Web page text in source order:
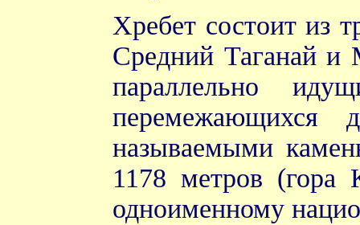
Хребет состоит из
Средний Таганай и
параллельно
перемежающихся
называемыми
1178 метров (гора
одноименному